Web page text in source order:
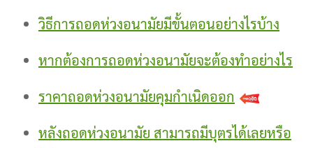
วิธีการถอดห่วงอนามัยมีขั้นตอนอย่างไรบ้าง
หากต้องการถอดห่วงอนามัยจะต้องทำอย่างไร
ราคาถอดห่วงอนามัยคุมกำเนิดออก
หลังถอดห่วงอนามัย สามารถมีบุตรได้เลยหรือ